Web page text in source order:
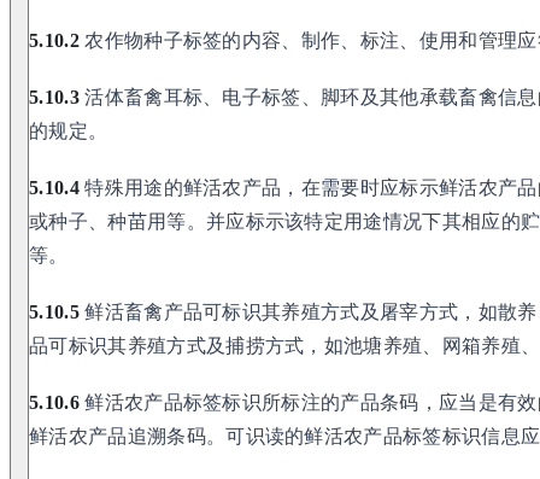
5.10.2农作物种子标签的内容、制作、标注、使用和管理
5.10.3活体畜禽耳标、电子标签、脚环及其他承载畜禽信
的规定。
5.10.4特殊用途的鲜活农产品，在需要时应标示鲜活农产
或种子、种苗用等。并应标示该特定用途情况下其相应的
等。
5.10.5鲜活畜禽产品可标识其养殖方式及屠宰方式，如散
品可标识其养殖方式及捕捞方式，如池塘养殖、网箱养殖
5.10.6鲜活农产品标签标识所标注的产品条码，应当是有
鲜活农产品追溯条码。可识读的鲜活农产品标签标识信息